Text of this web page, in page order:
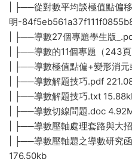
| ├──從對數平均談極值點偏
明-
| ├──導數27個專題學生版
| ├──導數的11個專題（243
| ├──導數極值點偏+變形消
| ├──導數解題技巧.pdf
| ├──導數解題技巧.txt
| ├──導數切線問題.doc
| ├──導數壓軸處理套路與大
| ├──導數壓軸題之導數研究
176.50kb